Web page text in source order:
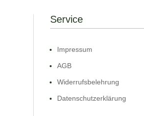
Service
Impressum
AGB
Widerrufsbelehrung
Datenschutzerklärung